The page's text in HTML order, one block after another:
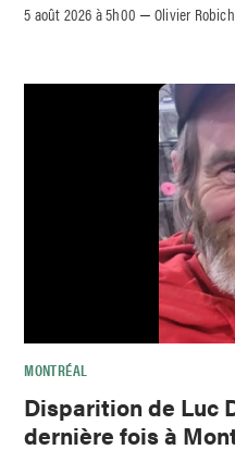
5 août 2026 à 5h00 –Olivier
MONTRÉAL
Disparition de Luc
dernière fois à